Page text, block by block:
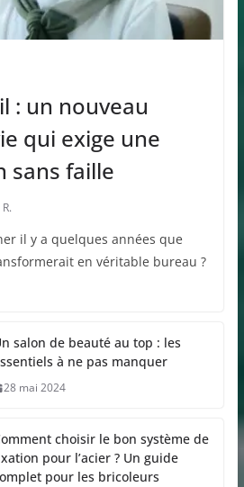
: un nouveau
qui exige une
sans faille
il y a quelques années que
en véritable bureau ?
salon de beauté au top : les
à ne pas manquer
28 mai 2024
choisir le bon système de
pour l’acier ? Un guide
pour les bricoleurs